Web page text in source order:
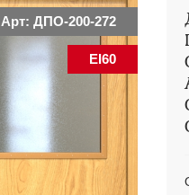
Двупольные технические
Арт: ДПО-200-272
EI60